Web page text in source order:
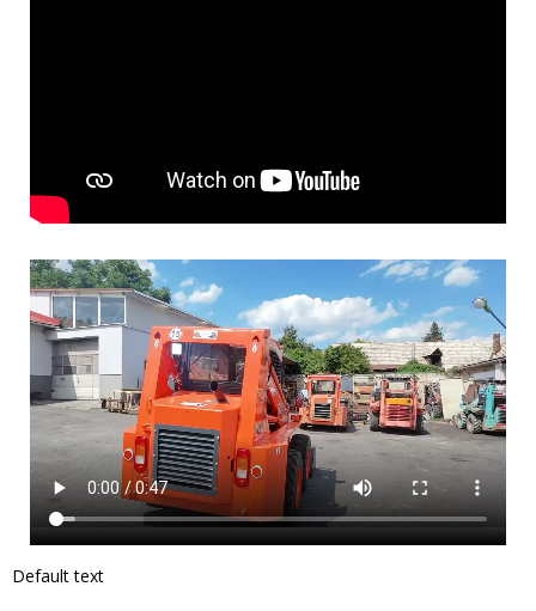
Default text